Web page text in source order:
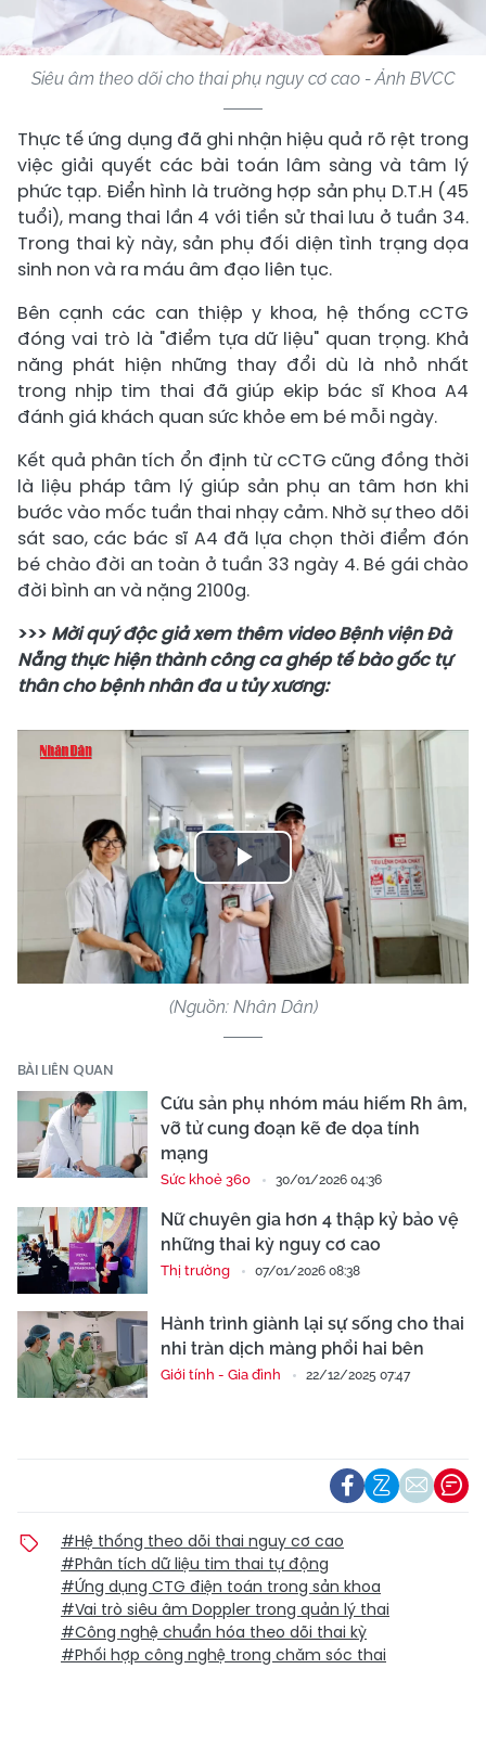
Siêu âm theo dõi cho thai phụ nguy cơ cao - Ảnh BVCC
Thực tế ứng dụng đã ghi nhận hiệu quả rõ rệt trong
việc giải quyết các bài toán lâm sàng và tâm lý
phức tạp. Điển hình là trường hợp sản phụ D.T.H (45
tuổi), mang thai lần 4 với tiền sử thai lưu ở tuần 34.
Trong thai kỳ này, sản phụ đối diện tình trạng dọa
sinh non và ra máu âm đạo liên tục.
Bên cạnh các can thiệp y khoa, hệ thống cCTG
đóng vai trò là "điểm tựa dữ liệu" quan trọng. Khả
năng phát hiện những thay đổi dù là nhỏ nhất
trong nhịp tim thai đã giúp ekip bác sĩ Khoa A4
đánh giá khách quan sức khỏe em bé mỗi ngày.
Kết quả phân tích ổn định từ cCTG cũng đồng thời
là liệu pháp tâm lý giúp sản phụ an tâm hơn khi
bước vào mốc tuần thai nhạy cảm. Nhờ sự theo dõi
sát sao, các bác sĩ A4 đã lựa chọn thời điểm đón
bé chào đời an toàn ở tuần 33 ngày 4. Bé gái chào
đời bình an và nặng 2100g.
>>> Mời quý độc giả xem thêm video Bệnh viện Đà
Nẵng thực hiện thành công ca ghép tế bào gốc tự
thân cho bệnh nhân đa u tủy xương:
Play
Video
(Nguồn: Nhân Dân)
BÀI LIÊN QUAN
Cứu sản phụ nhóm máu hiếm Rh âm,
vỡ tử cung đoạn kẽ đe dọa tính
mạng
Sức khoẻ 360 30/01/2026 04:36
Nữ chuyên gia hơn 4 thập kỷ bảo vệ
những thai kỳ nguy cơ cao
Thị trường 07/01/2026 08:38
Hành trình giành lại sự sống cho thai
nhi tràn dịch màng phổi hai bên
Giới tính - Gia đình 22/12/2025 07:47
#Hệ thống theo dõi thai nguy cơ cao
#Phân tích dữ liệu tim thai tự động
#Ứng dụng CTG điện toán trong sản khoa
#Vai trò siêu âm Doppler trong quản lý thai
#Công nghệ chuẩn hóa theo dõi thai kỳ
#Phối hợp công nghệ trong chăm sóc thai